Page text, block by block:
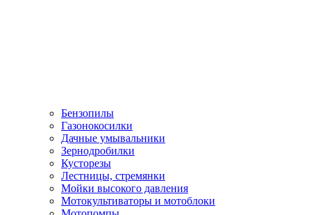
Бензопилы
Газонокосилки
Дачные умывальники
Зернодробилки
Кусторезы
Лестницы, стремянки
Мойки высокого давления
Мотокультиваторы и мотоблоки